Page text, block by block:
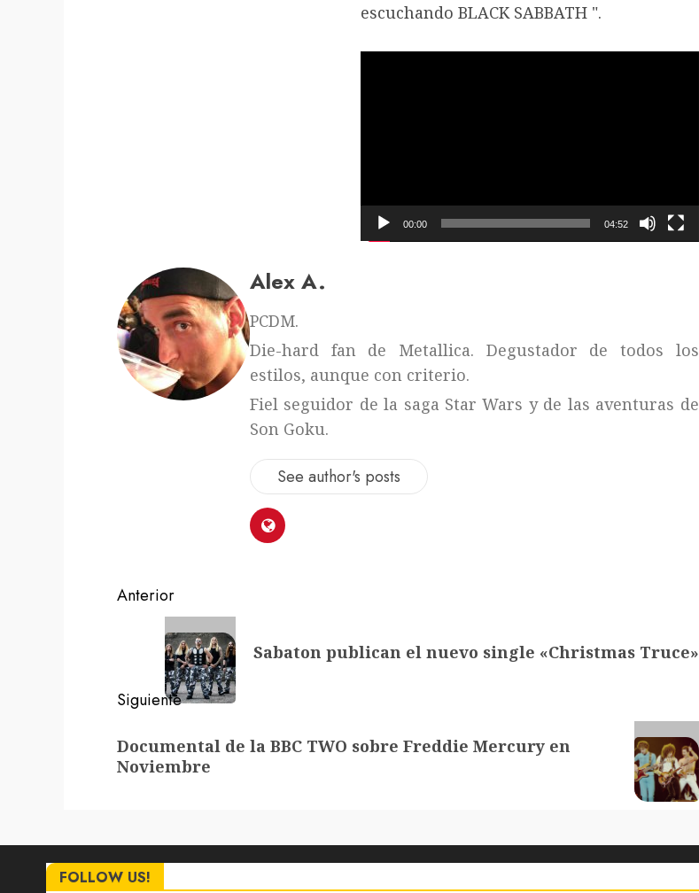
escuchando BLACK SABBATH ".
00:00 04:52
Alex A.
PCDM.
Die-hard fan de Metallica. Degustador de todos los
estilos, aunque con criterio.
Fiel seguidor de la saga Star Wars y de las aventuras de
Son Goku.
See author's posts
Navegación
entradas
Anterior
Entrada
anterior:
Sabaton publican el nuevo single «Christmas Truce»
Siguiente
entrada:
Documental de la BBC TWO sobre Freddie Mercury en
Noviembre
FOLLOW US!